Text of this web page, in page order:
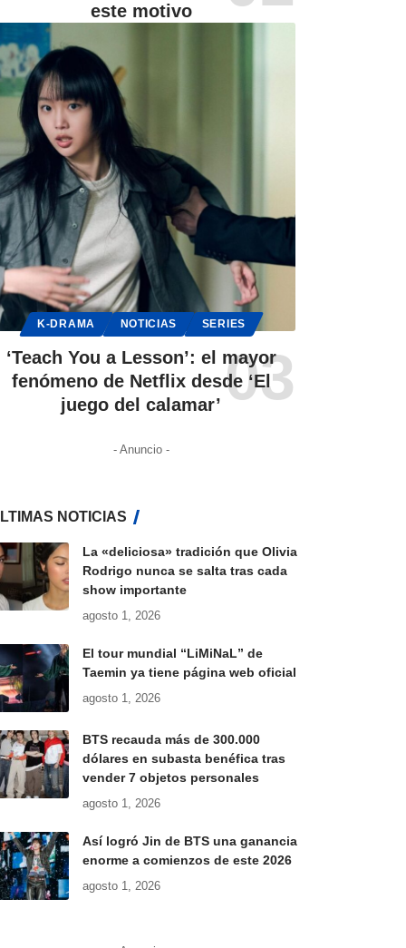
este motivo
K-DRAMA NOTICIAS SERIES
‘Teach You a Lesson’: el mayor
fenómeno de Netflix desde ‘El
juego del calamar’
- Anuncio -
NOTICIAS
La «deliciosa» tradición que Olivia
Rodrigo nunca se salta tras cada
show importante
agosto 1, 2026
El tour mundial “LiMiNaL” de
Taemin ya tiene página web oficial
agosto 1, 2026
BTS recauda más de 300.000
dólares en subasta benéfica tras
vender 7 objetos personales
agosto 1, 2026
Así logró Jin de BTS una ganancia
enorme a comienzos de este 2026
agosto 1, 2026